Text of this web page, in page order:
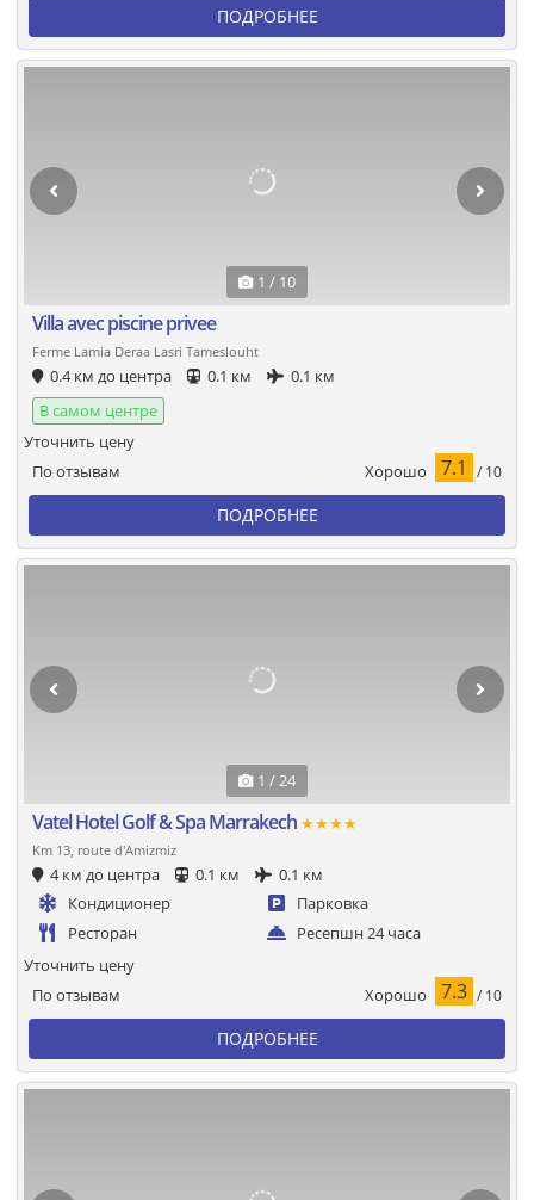
ПОДРОБНЕЕ
1 / 10
Villa avec piscine privee
Ferme Lamia Deraa Lasri Tameslouht
0.4 км до центра 0.1 км
0.1 км
В самом центре
По отзывам Хорошо 7.1 / 10
Уточнить цену
ПОДРОБНЕЕ
1 / 24
Vatel Hotel Golf & Spa Marrakech ★★★★
Km 13, route d'Amizmiz
4 км до центра 0.1 км
0.1 км
Кондиционер
Парковка
Ресторан
Ресепшн 24 часа
По отзывам Хорошо 7.3 / 10
Уточнить цену
ПОДРОБНЕЕ